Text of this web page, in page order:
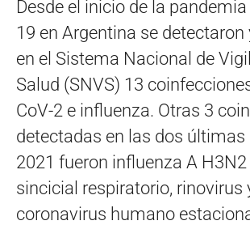
Desde el inicio de la pandemia
19 en Argentina se detectaron
en el Sistema Nacional de
Salud (SNVS) 13
CoV-2 e influenza. Otras 3
detectadas en las dos
2021 fueron influenza A H3N2
sincicial respiratorio, rinovirus
coronavirus humano